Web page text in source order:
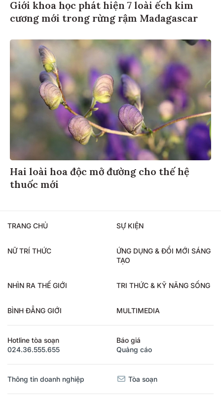
Giới khoa học phát hiện 7 loài ếch kim
cương mới trong rừng rậm Madagascar
Hai loài hoa độc mở đường cho thế hệ
thuốc mới
TRANG CHỦ SỰ KIỆN
NỮ TRÍ THỨC
ỨNG DỤNG & ĐỔI MỚI SÁNG
TẠO
NHÌN RA THẾ GIỚI TRI THỨC & KỸ NĂNG SỐNG
BÌNH ĐẲNG GIỚI MULTIMEDIA
Hotline tòa soạn
024.36.555.655
Báo giá
Quảng cáo
Thông tin doanh nghiệp Tòa soạn